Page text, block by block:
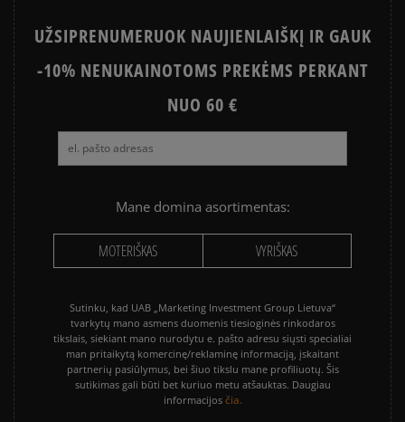
UŽSIPRENUMERUOK NAUJIENLAIŠKĮ IR GAUK
-10% NENUKAINOTOMS PREKĖMS PERKANT
NUO 60 €
Mane domina asortimentas:
MOTERIŠKAS VYRIŠKAS
Sutinku, kad UAB „Marketing Investment Group Lietuva“
tvarkytų mano asmens duomenis tiesioginės rinkodaros
tikslais, siekiant mano nurodytu e. pašto adresu siųsti specialiai
man pritaikytą komercinę/reklaminę informaciją, įskaitant
partnerių pasiūlymus, bei šiuo tikslu mane profiliuotų. Šis
sutikimas gali būti bet kuriuo metu atšauktas. Daugiau
informacijos čia.